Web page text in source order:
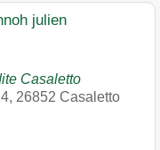
julien
Casaletto
, 26852 Casaletto